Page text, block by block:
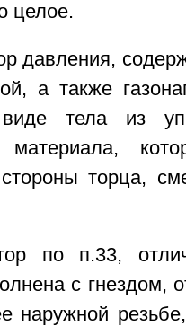
целое.
давления,
а также
тела из
материала,
торца,
по п.33,
с гнездом,
наружной